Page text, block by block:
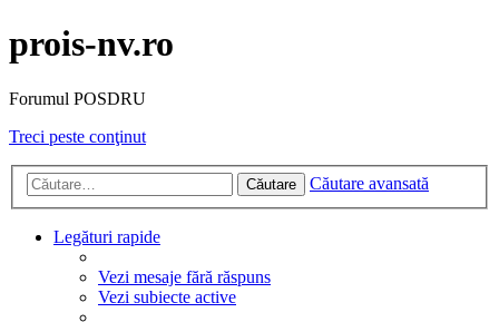
prois-nv.ro
Forumul POSDRU
Treci peste conţinut
Căutare Căutare avansată
Legături rapide
Vezi mesaje fără răspuns
Vezi subiecte active